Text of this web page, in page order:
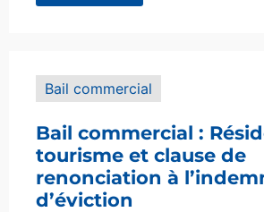
Bail commercial
Bail commercial :
tourisme et clause de
renonciation à
d’éviction